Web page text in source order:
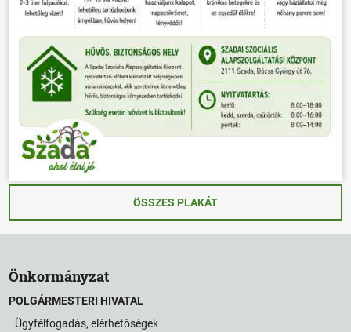
ÖSSZES PLAKÁT
Önkormányzat
POLGÁRMESTERI HIVATAL
Ügyfélfogadás, elérhetőségek